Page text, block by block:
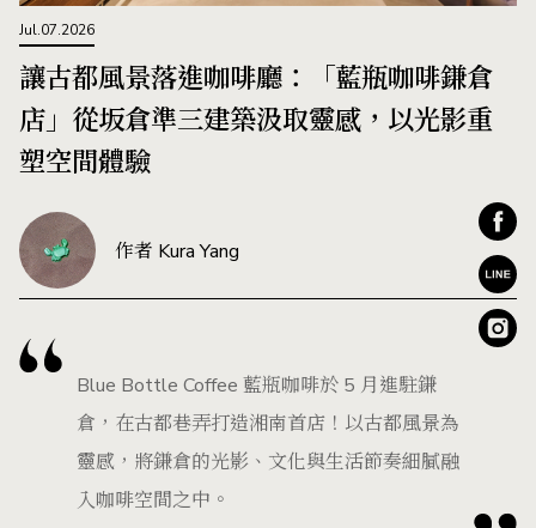
Jul.07.2026
讓古都風景落進咖啡廳：「藍瓶咖啡鎌倉
店」從坂倉準三建築汲取靈感，以光影重
塑空間體驗
作者 Kura Yang
Blue Bottle Coffee 藍瓶咖啡於 5 月進駐鎌
倉，在古都巷弄打造湘南首店！以古都風景為
靈感，將鎌倉的光影、文化與生活節奏細膩融
入咖啡空間之中。